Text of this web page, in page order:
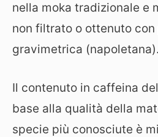
nella moka tradizionale e
non filtrato o ottenuto
gravimetrica (napoletana).
Il contenuto in caffeina del
base alla qualità della
specie più conosciute è